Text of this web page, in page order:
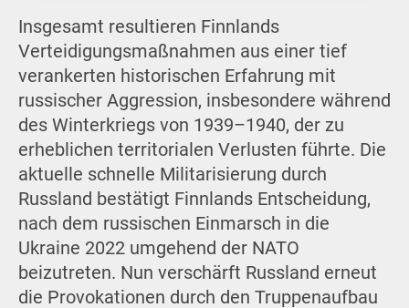
Insgesamt resultieren Finnlands
Verteidigungsmaßnahmen aus einer tief
verankerten historischen Erfahrung mit
russischer Aggression, insbesondere während
des Winterkriegs von 1939–1940, der zu
erheblichen territorialen Verlusten führte. Die
aktuelle schnelle Militarisierung durch
Russland bestätigt Finnlands Entscheidung,
nach dem russischen Einmarsch in die
Ukraine 2022 umgehend der NATO
beizutreten. Nun verschärft Russland erneut
die Provokationen durch den Truppenaufbau